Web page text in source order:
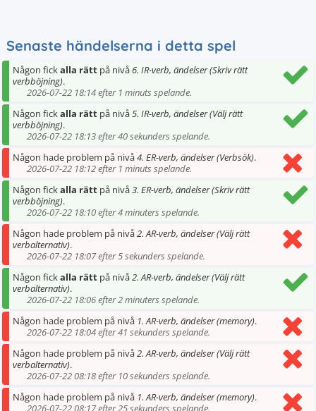
Senaste händelserna i detta spel
Någon fickalla rätt på nivå6. IR-verb, ändelser (Skriv rätt
verbböjning).
2026-07-22 18:14 efter 1 minuts spelande.
Någon fickalla rätt på nivå5. IR-verb, ändelser (Välj rätt
verbböjning).
2026-07-22 18:13 efter 40 sekunders spelande.
Någon hade problem på nivå4. ER-verb, ändelser (Verbsök).
2026-07-22 18:12 efter 1 minuts spelande.
Någon fickalla rätt på nivå3. ER-verb, ändelser (Skriv rätt
verbböjning).
2026-07-22 18:10 efter 4 minuters spelande.
Någon hade problem på nivå2. AR-verb, ändelser (Välj rätt
verbalternativ).
2026-07-22 18:07 efter 5 sekunders spelande.
Någon fickalla rätt på nivå2. AR-verb, ändelser (Välj rätt
verbalternativ).
2026-07-22 18:06 efter 2 minuters spelande.
Någon hade problem på nivå 1. AR-verb, ändelser (memory).
2026-07-22 18:04 efter 41 sekunders spelande.
Någon hade problem på nivå2. AR-verb, ändelser (Välj rätt
verbalternativ).
2026-07-22 08:18 efter 10 sekunders spelande.
Någon hade problem på nivå 1. AR-verb, ändelser (memory).
2026-07-22 08:17 efter 25 sekunders spelande.